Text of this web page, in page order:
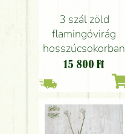
3 szál zöld
flamingóvirág
hosszúcsokorban
15 800 Ft